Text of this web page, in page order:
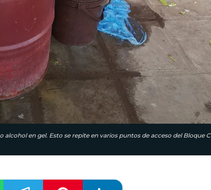
en gel. Esto se repite en varios puntos de acceso del Bloque C